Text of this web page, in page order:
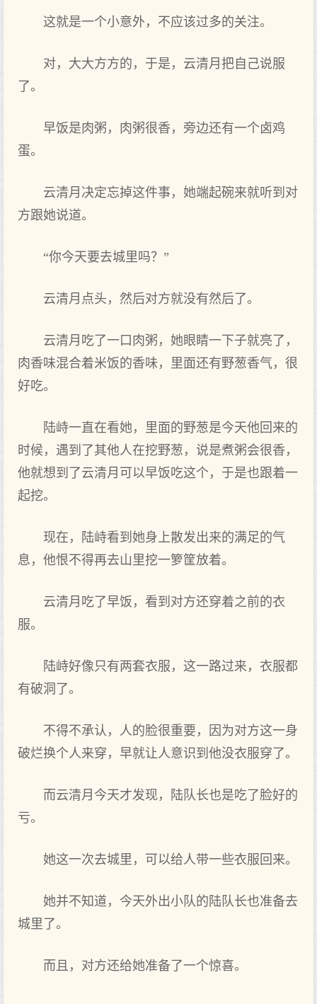
这就是一个小意外，不应该过多的关注。
对，大大方方的，于是，云清月把自己说服
了。
早饭是肉粥，肉粥很香，旁边还有一个卤鸡
蛋。
云清月决定忘掉这件事，她端起碗来就听到对
方跟她说道。
“你今天要去城里吗？”
云清月点头，然后对方就没有然后了。
云清月吃了一口肉粥，她眼睛一下子就亮了，
肉香味混合着米饭的香味，里面还有野葱香气，很
好吃。
陆峙一直在看她，里面的野葱是今天他回来的
时候，遇到了其他人在挖野葱，说是煮粥会很香，
他就想到了云清月可以早饭吃这个，于是也跟着一
起挖。
现在，陆峙看到她身上散发出来的满足的气
息，他恨不得再去山里挖一箩筐放着。
云清月吃了早饭，看到对方还穿着之前的衣
服。
陆峙好像只有两套衣服，这一路过来，衣服都
有破洞了。
不得不承认，人的脸很重要，因为对方这一身
破烂换个人来穿，早就让人意识到他没衣服穿了。
而云清月今天才发现，陆队长也是吃了脸好的
亏。
她这一次去城里，可以给人带一些衣服回来。
她并不知道，今天外出小队的陆队长也准备去
城里了。
而且，对方还给她准备了一个惊喜。